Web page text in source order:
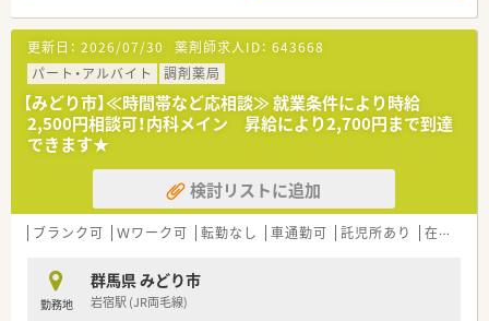
更新日： 2026/07/30 薬剤師求人ID： 643668
パート・アルバイト
調剤薬局
【みどり市】≪時間帯など応相談≫ 就業条件により時給
2,500円相談可！内科メイン 昇給により2,700円まで到達
できます★
検討リストに追加
ブランク可 Ｗワーク可 転勤なし 車通勤可 託児所あり 在宅
勤務地
群馬県 みどり市
岩宿駅 (JR両毛線)